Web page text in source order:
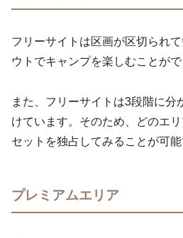
フリーサイトは区画が区切られ
ウトでキャンプを楽しむことがで
また、フリーサイトは3段階に分
けています。そのため、どのエ
セットを独占してみることが可能
プレミアムエリア